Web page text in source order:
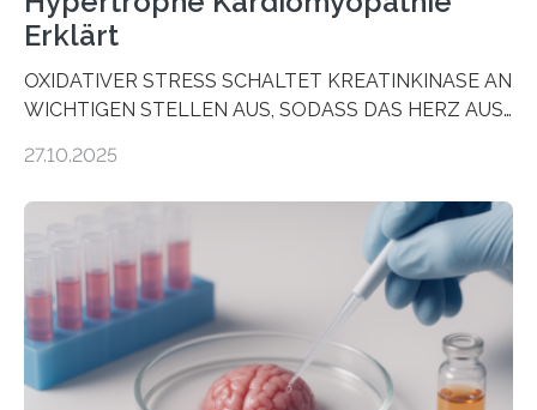
Erklärt
OXIDATIVER STRESS SCHALTET KREATINKINASE AN
WICHTIGEN STELLEN AUS, SODASS DAS HERZ AUS
aus dem Deutschen Zentrum für Herzinsuffizienz
im Journal Circulation, warum der Energietransport bei
der Hypertrophen Kardiomyopathie (HCM) versagen
kann und wie sich durch eine Verringerung der
Herzbelastung und des oxidativen Stresses
Rhythmusstörungen reduzieren lassen. Würzburg. Die
hypertrophe Kardiomyopathie (HCM) ist die häufigste
erblich bedingte Herzerkrankung. Sie führt dazu, dass
27.10.2025